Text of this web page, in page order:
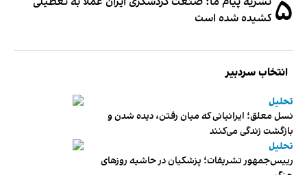
۵ کشیده شده است
انتخاب سردبیر
تحلیل
نسل معلق؛ ایرانیانی که میان رفتن، دیده شدن و
بازگشت زندگی می‌کنند
تحلیل
رییس‌جمهور تشریفات؛ پزشکیان در حاشیه روزهای